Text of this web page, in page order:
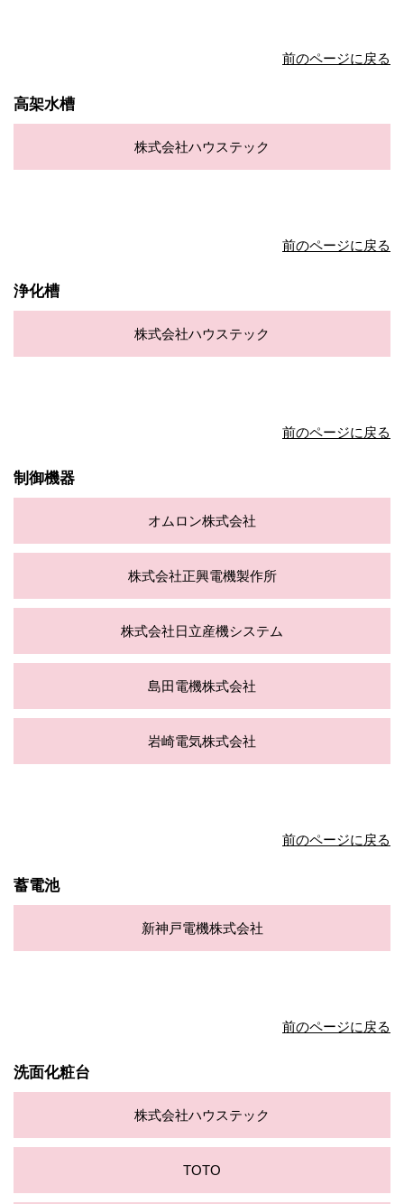
前のページに戻る
高架水槽
株式会社ハウステック
前のページに戻る
浄化槽
株式会社ハウステック
前のページに戻る
制御機器
オムロン株式会社
株式会社正興電機製作所
株式会社日立産機システム
島田電機株式会社
岩崎電気株式会社
前のページに戻る
蓄電池
新神戸電機株式会社
前のページに戻る
洗面化粧台
株式会社ハウステック
TOTO